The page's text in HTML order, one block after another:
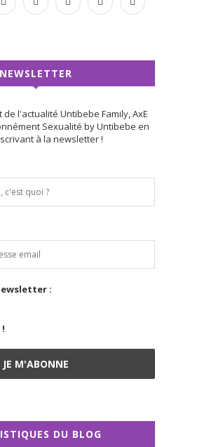
NEWSLETTER
l'actualité Untibebe Family, AxE
Sexualité by Untibebe en
à la newsletter !
:
DU BLOG